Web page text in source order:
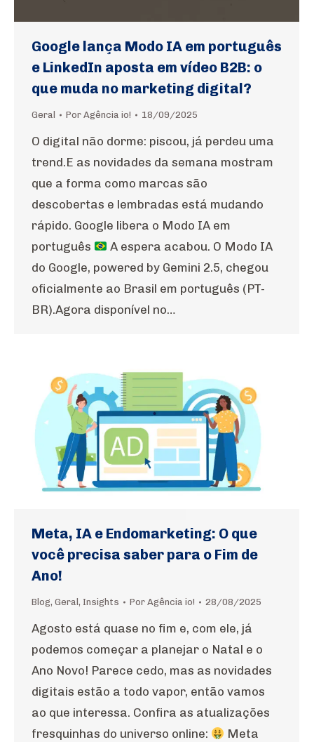
Google lança Modo IA em português
e LinkedIn aposta em vídeo B2B: o
que muda no marketing digital?
Geral Por Agência io! 18/09/2025
O digital não dorme: piscou, já perdeu uma
trend.E as novidades da semana mostram
que a forma como marcas são
descobertas e lembradas está mudando
rápido. Google libera o Modo IA em
português
A espera acabou. O Modo IA
do Google, powered by Gemini 2.5, chegou
oficialmente ao Brasil em português (PT-
BR).Agora disponível no…
Meta, IA e Endomarketing: O que
você precisa saber para o Fim de
Ano!
Blog, Geral , Insights Por Agência io! 28/08/2025
Agosto está quase no fim e, com ele, já
podemos começar a planejar o Natal e o
Ano Novo! Parece cedo, mas as novidades
digitais estão a todo vapor, então vamos
ao que interessa. Confira as atualizações
fresquinhas do universo online:
Meta